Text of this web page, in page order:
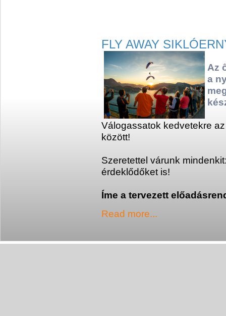
FLY AWAY
Az
a
Válogassatok kedvetekre
között!
Szeretettel várunk
érdeklődőket is!
Íme a tervezett
Read more...